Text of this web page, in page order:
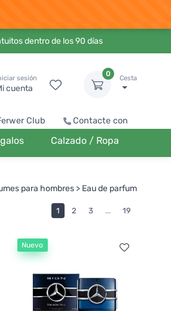
dentro de los 90 días
sesión
cuenta
0
Cesta
Club Contacte con
Calzado / Ropa
para hombres > Eau de parfum
1 2 3 ... 19
Nuevo